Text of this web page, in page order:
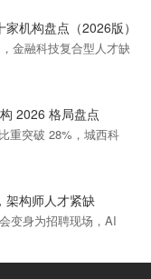
机构盘点（2026版）
金融科技复合型人才缺
2026 格局盘点
重突破 28%，城西科
架构师人才紧缺
变身为招聘现场，AI